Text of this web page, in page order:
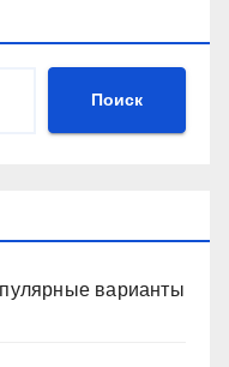
Поиск
варианты